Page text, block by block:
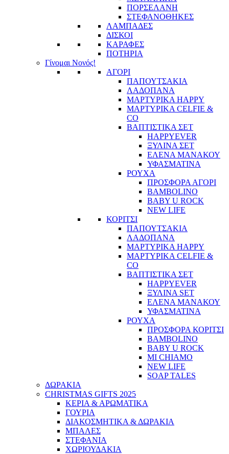
ΠΟΡΣΕΛΑΝΗ
ΣΤΕΦΑΝΟΘΗΚΕΣ
ΛΑΜΠΑΔΕΣ
ΔΙΣΚΟΙ
ΚΑΡΑΦΕΣ
ΠΟΤΗΡΙΑ
Γίνομαι Νονός!
ΑΓΟΡΙ
ΠΑΠΟΥΤΣΑΚΙΑ
ΛΑΔΟΠΑΝΑ
ΜΑΡΤΥΡΙΚΑ HAPPY
ΜΑΡΤΥΡΙΚΑ CELFIE &
CO
ΒΑΠΤΙΣΤΙΚΑ ΣΕΤ
HAPPYEVER
ΞΥΛΙΝΑ ΣΕΤ
ΕΛΕΝΑ ΜΑΝΑΚΟΥ
ΥΦΑΣΜΑΤΙΝΑ
ΡΟΥΧΑ
ΠΡΟΣΦΟΡΑ ΑΓΟΡΙ
BAMBOLINO
BABY U ROCK
NEW LIFE
ΚΟΡΙΤΣΙ
ΠΑΠΟΥΤΣΑΚΙΑ
ΛΑΔΟΠΑΝΑ
ΜΑΡΤΥΡΙΚΑ HAPPY
ΜΑΡΤΥΡΙΚΑ CELFIE &
CO
ΒΑΠΤΙΣΤΙΚΑ ΣΕΤ
HAPPYEVER
ΞΥΛΙΝΑ SET
ΕΛΕΝΑ ΜΑΝΑΚΟΥ
ΥΦΑΣΜΑΤΙΝΑ
ΡΟΥΧΑ
ΠΡΟΣΦΟΡΑ ΚΟΡΙΤΣΙ
BAMBOLINO
BABY U ROCK
MI CHIAMO
NEW LIFE
SOAP TALES
ΔΩΡΑΚΙΑ
CHRISTMAS GIFTS 2025
ΚΕΡΙΑ & ΑΡΩΜΑΤΙΚΑ
ΓΟΥΡΙΑ
ΔΙΑΚΟΣΜΗΤΙΚΑ & ΔΩΡΑΚΙΑ
ΜΠΑΛΕΣ
ΣΤΕΦΑΝΙΑ
ΧΩΡΙΟΥΔΑΚΙΑ